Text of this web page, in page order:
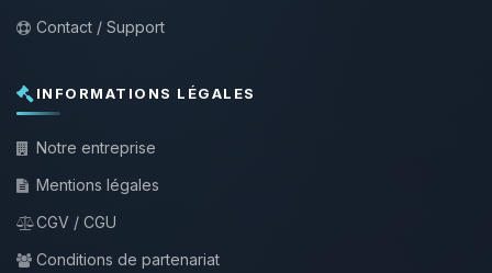
Contact / Support
INFORMATIONS LÉGALES
Notre entreprise
Mentions légales
CGV / CGU
Conditions de partenariat